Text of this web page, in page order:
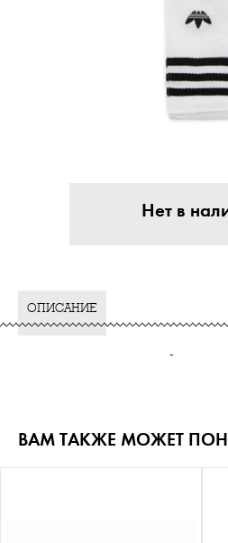
Нет в
ОПИСАНИЕ
-
ВАМ ТАКЖЕ МОЖЕТ